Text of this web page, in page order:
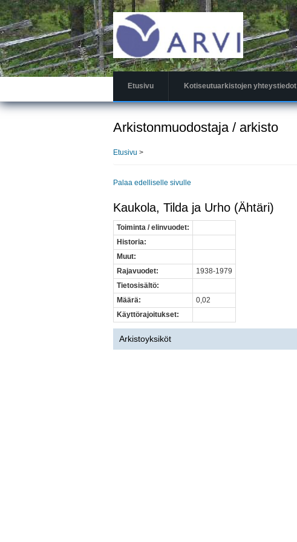
Hyppää
pääsisältöön
Etusivu Kotiseutuarkistojen yhteystiedot
Arkistonmuodostaja / arkisto
Etusivu >
Palaa edelliselle sivulle
Kaukola, Tilda ja Urho (Ähtäri)
Toiminta / elinvuodet:
Historia:
Muut:
Rajavuodet:
1938-1979
Tietosisältö:
Määrä:
0,02
Käyttörajoitukset:
Arkistoyksiköt